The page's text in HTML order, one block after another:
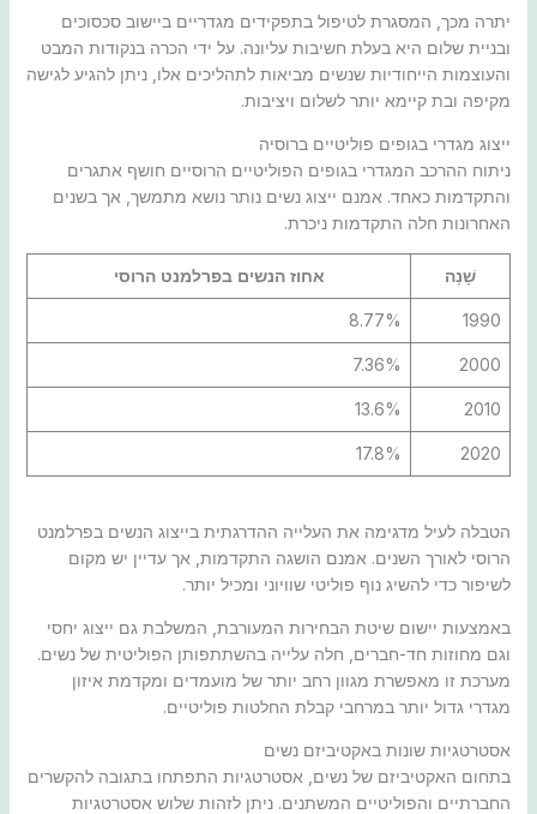
יתרה מכך, המסגרת לטיפול בתפקידים מגדריים ביישוב סכסוכים
ובניית שלום היא בעלת חשיבות עליונה. על ידי הכרה בנקודות המבט
והעוצמות הייחודיות שנשים מביאות לתהליכים אלו, ניתן להגיע לגישה
מקיפה ובת קיימא יותר לשלום ויציבות.
ייצוג מגדרי בגופים פוליטיים ברוסיה
ניתוח ההרכב המגדרי בגופים הפוליטיים הרוסיים חושף אתגרים
והתקדמות כאחד. אמנם ייצוג נשים נותר נושא מתמשך, אך בשנים
האחרונות חלה התקדמות ניכרת.
שָׁנָה אחוז הנשים בפרלמנט הרוסי
1990
8.77%
2000
7.36%
2010
13.6%
2020
17.8%
הטבלה לעיל מדגימה את העלייה ההדרגתית בייצוג הנשים בפרלמנט
הרוסי לאורך השנים. אמנם הושגה התקדמות, אך עדיין יש מקום
לשיפור כדי להשיג נוף פוליטי שוויוני ומכיל יותר.
באמצעות יישום שיטת הבחירות המעורבת, המשלבת גם ייצוג יחסי
וגם מחוזות חד-חברים, חלה עלייה בהשתתפותן הפוליטית של נשים.
מערכת זו מאפשרת מגוון רחב יותר של מועמדים ומקדמת איזון
מגדרי גדול יותר במרחבי קבלת החלטות פוליטיים.
אסטרטגיות שונות באקטיביזם נשים
בתחום האקטיביזם של נשים, אסטרטגיות התפתחו בתגובה להקשרים
החברתיים והפוליטיים המשתנים. ניתן לזהות שלוש אסטרטגיות